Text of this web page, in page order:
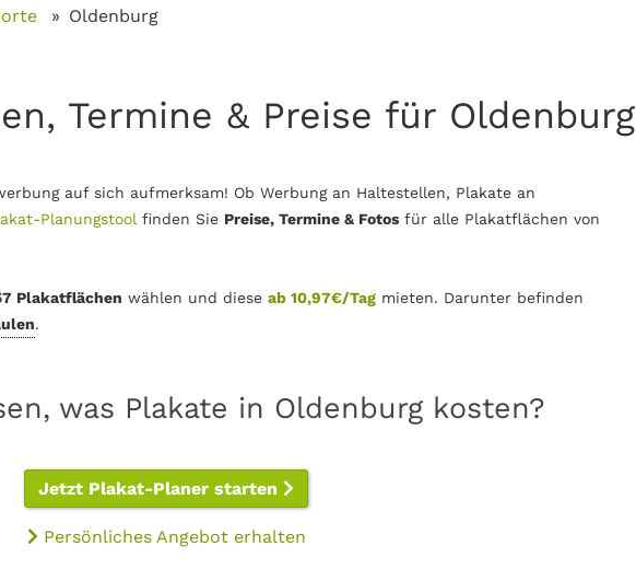
Oldenburg
Termine & Preise für Oldenburg
auf sich aufmerksam! Ob Werbung an Haltestellen, Plakate an
Planungstool finden Sie Preise, Termine & Fotos für alle Plakatflächen von
Plakatflächen wählen und diese ab 10,97€/Tag mieten. Darunter befinden
.
was Plakate in Oldenburg kosten?
Jetzt Plakat-Planer starten
Persönliches Angebot erhalten